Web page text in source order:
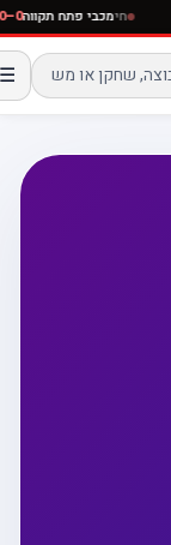
חימכבי פתח תקווה0–0
☰